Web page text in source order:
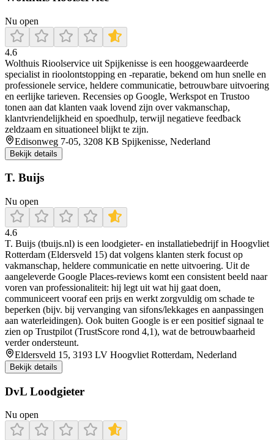
Nu open
4.6
Wolthuis Rioolservice uit Spijkenisse is een hooggewaardeerde
specialist in rioolontstopping en -reparatie, bekend om hun snelle en
professionele service, heldere communicatie, betrouwbare uitvoering
en eerlijke tarieven. Recensies op Google, Werkspot en Trustoo
tonen aan dat klanten vaak lovend zijn over vakmanschap,
klantvriendelijkheid en spoedhulp, terwijl negatieve feedback
zeldzaam en situationeel blijkt te zijn.
Edisonweg 7-05, 3208 KB Spijkenisse, Nederland
Bekijk details
T. Buijs
Nu open
4.6
T. Buijs (tbuijs.nl) is een loodgieter- en installatiebedrijf in Hoogvliet
Rotterdam (Eldersveld 15) dat volgens klanten sterk focust op
vakmanschap, heldere communicatie en nette uitvoering. Uit de
aangeleverde Google Places-reviews komt een consistent beeld naar
voren van professionaliteit: hij legt uit wat hij gaat doen,
communiceert vooraf een prijs en werkt zorgvuldig om schade te
beperken (bijv. bij vervanging van sifons/lekkages en aanpassingen
aan waterleidingen). Ook buiten Google is er een positief signaal te
zien op Trustpilot (TrustScore rond 4,1), wat de betrouwbaarheid
verder ondersteunt.
Eldersveld 15, 3193 LV Hoogvliet Rotterdam, Nederland
Bekijk details
DvL Loodgieter
Nu open